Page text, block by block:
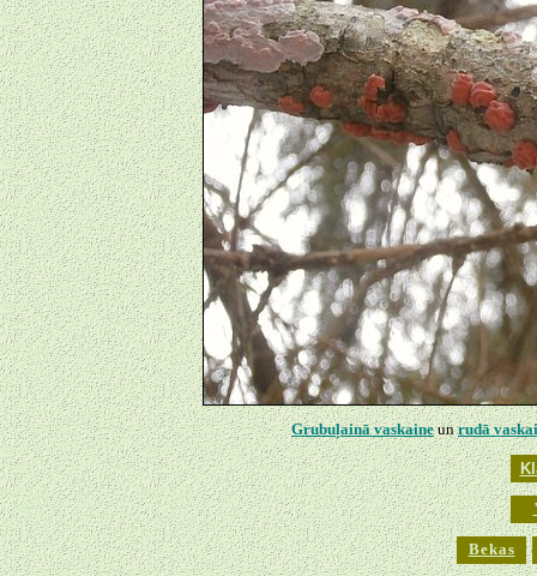
Grubuļainā vaskaineunrudā
◄
◄
Bekas